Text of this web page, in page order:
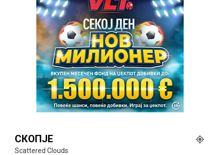
СКОПЈЕ
Scattered Clouds